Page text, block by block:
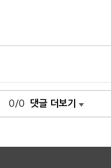
0/0 댓글 더보기